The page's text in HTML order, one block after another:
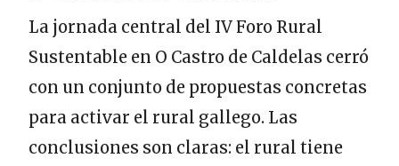
La jornada central del IV Foro Rural
Sustentable en O Castro de Caldelas cerró
con un conjunto de propuestas concretas
para activar el rural gallego. Las
conclusiones son claras: el rural tiene